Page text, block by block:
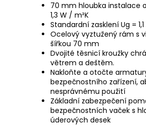
70 mm hloubka instalace
1,3 W / m²K
Standardní zasklení Ug =
Ocelový vyztužený rám s
šířkou 70 mm
Dvojité těsnicí kroužky
větrem a deštěm.
Nakloňte a otočte
bezpečnostního zařízení,
nesprávnému použití
Základní zabezpečení
bezpečnostních vaček s
úderových desek